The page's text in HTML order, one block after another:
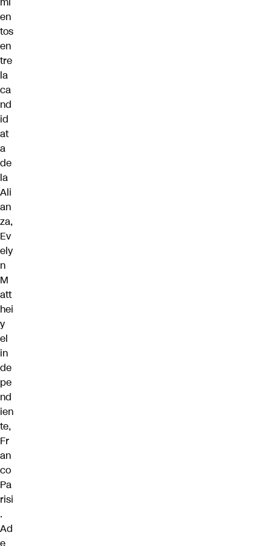
en
tos
en
tre
la
ca
nd
id
at
a
de
la
Ali
an
za,
Ev
ely
n
M
att
hei
y
el
in
de
pe
nd
ien
te,
Fr
an
co
Pa
risi
.
Ad
e